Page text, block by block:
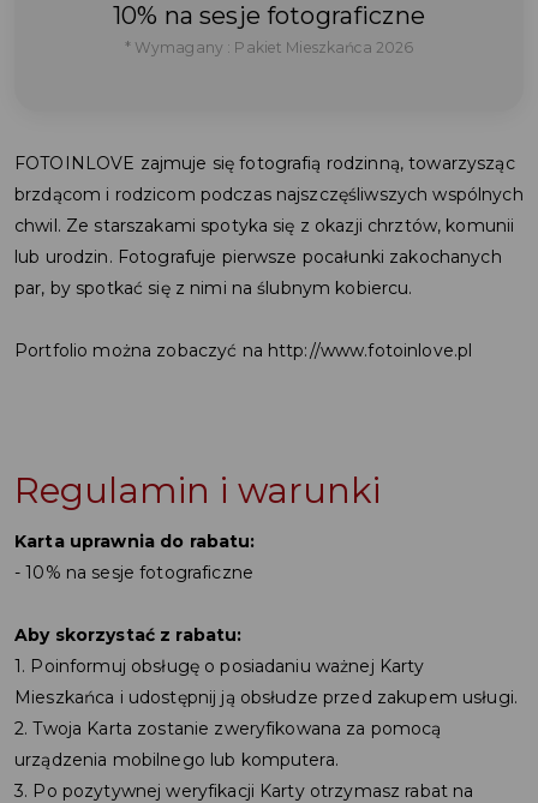
10% na sesje fotograficzne
* Wymagany : Pakiet Mieszkańca 2026
FOTOINLOVE zajmuje się fotografią rodzinną, towarzysząc
brzdącom i rodzicom podczas najszczęśliwszych wspólnych
chwil. Ze starszakami spotyka się z okazji chrztów, komunii
lub urodzin. Fotografuje pierwsze pocałunki zakochanych
par, by spotkać się z nimi na ślubnym kobiercu.
Portfolio można zobaczyć na http://www.fotoinlove.pl
Regulamin i warunki
Karta uprawnia do rabatu:
- 10% na sesje fotograficzne
Aby skorzystać z rabatu:
1. Poinformuj obsługę o posiadaniu ważnej Karty
Mieszkańca i udostępnij ją obsłudze przed zakupem usługi.
2. Twoja Karta zostanie zweryfikowana za pomocą
urządzenia mobilnego lub komputera.
3. Po pozytywnej weryfikacji Karty otrzymasz rabat na